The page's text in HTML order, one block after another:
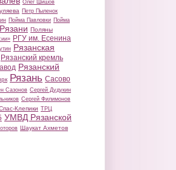
Олег Шишов
Петр Пыленок
Пойма Павловки Пойма
Поляны
РГУ им. Есенина
Рязанская
Рязанский кремль
Рязанский
Рязань Сасово
Сазонов Сергей Дудукин
Сергей Филимонов
Клепики ТРЦ
УМВД Рязанской
Шаукат Ахметов